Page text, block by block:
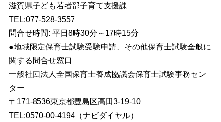
滋賀県子ども若者部子育て支援課
TEL:077-528-3557
問合せ時間: 平日8時30分～17時15分
●地域限定保育士試験受験申請、その他保育士試験全般に
関する問合せ窓口
一般社団法人全国保育士養成協議会保育士試験事務セン
ター
〒171-8536東京都豊島区高田3-19-10
TEL:0570-00-4194（ナビダイヤル）